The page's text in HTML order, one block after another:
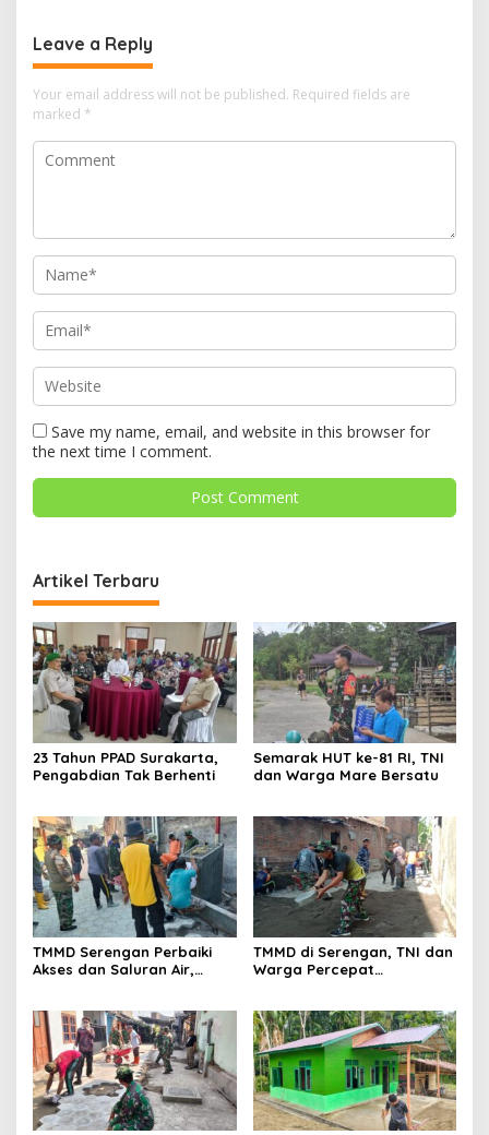
Leave a Reply
Your email address will not be published. Required fields are
marked *
Save my name, email, and website in this browser for
the next time I comment.
Artikel Terbaru
23 Tahun PPAD Surakarta,
Pengabdian Tak Berhenti
Semarak HUT ke-81 RI, TNI
dan Warga Mare Bersatu
TMMD Serengan Perbaiki
Akses dan Saluran Air,
TMMD di Serengan, TNI dan
Warga Percepat